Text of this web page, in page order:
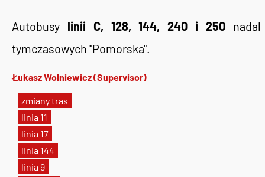
Autobusy linii C, 128, 144, 240 i 250nadal
tymczasowych "Pomorska".
Łukasz Wolniewicz (Supervisor)
zmiany tras
linia 11
linia 17
linia 144
linia 9